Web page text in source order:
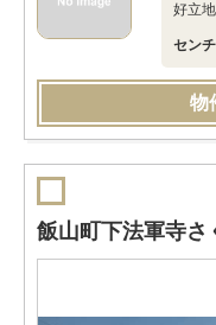
好立
セン
物
飯山町下法軍寺さ